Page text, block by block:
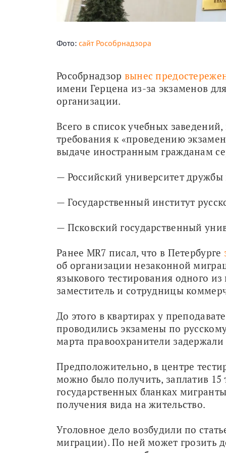
Фото: сайт Рособрнадзора
Рособрнадзор вынес
имени Герцена из-за экзаменов
организации.
Всего в список учебных
требования к «проведению
выдаче иностранным гражданам
— Российский университет
— Государственный институт
— Псковский государственный
Ранее MR7 писал, что в Петербурге
об организации незаконной
языкового тестирования одного
заместитель и сотрудницы
До этого в квартирах у
проводились экзамены по
марта правоохранители задержали
Предположительно, в центре
можно было получить, заплатив
государственных бланках
получения вида на жительство.
Уголовное дело возбудили по
миграции). По ней может грозить